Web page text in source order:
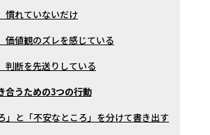
れていないだけ
値観のズレを感じている
断を先送りしている
合うための3つの行動
」と「不安なところ」を分けて書き出す